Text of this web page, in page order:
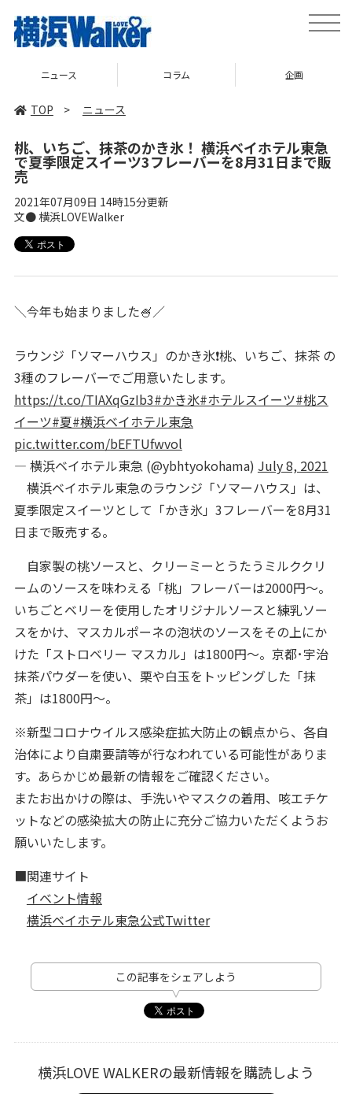
toggle
ニュース コラム 企画
TOP > ニュース
桃、いちご、抹茶のかき氷！ 横浜ベイホテル東急
で夏季限定スイーツ3フレーバーを8月31日まで販
売
2021年07月09日 14時15分更新
文● 横浜LOVEWalker
＼今年も始まりました🍧／
ラウンジ「ソマーハウス」のかき氷❗️桃、いちご、抹茶 の
3種のフレーバーでご用意いたします。
https://t.co/TIAXqGzIb3#かき氷#ホテルスイーツ#桃ス
イーツ#夏#横浜ベイホテル東急
pic.twitter.com/bEFTUfwvol
— 横浜ベイホテル東急 (@ybhtyokohama) July 8, 2021
横浜ベイホテル東急のラウンジ「ソマーハウス」は、
夏季限定スイーツとして「かき氷」3フレーバーを8月31
日まで販売する。
自家製の桃ソースと、クリーミーとうたうミルククリ
ームのソースを味わえる「桃」フレーバーは2000円～。
いちごとベリーを使用したオリジナルソースと練乳ソー
スをかけ、マスカルポーネの泡状のソースをその上にか
けた「ストロベリー マスカル」は1800円～。京都･宇治
抹茶パウダーを使い、栗や白玉をトッピングした「抹
茶」は1800円～。
※新型コロナウイルス感染症拡大防止の観点から、各自
治体により自粛要請等が行なわれている可能性がありま
す。あらかじめ最新の情報をご確認ください。
またお出かけの際は、手洗いやマスクの着用、咳エチケ
ットなどの感染拡大の防止に充分ご協力いただくようお
願いいたします。
■関連サイト
イベント情報
横浜ベイホテル東急公式Twitter
この記事をシェアしよう
横浜LOVE WALKERの最新情報を購読しよう